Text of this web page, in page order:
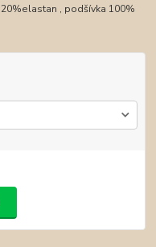
, podšívka 100%